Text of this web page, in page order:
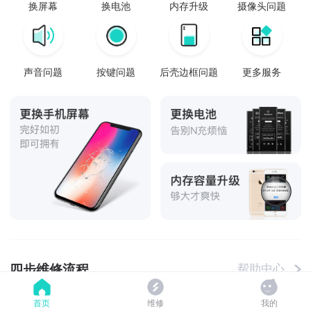
换屏幕 换电池 内存升级 摄像头问题
声音问题 按键问题 后壳边框问题 更多服务
四步维修流程 帮助中心
首页 维修 我的